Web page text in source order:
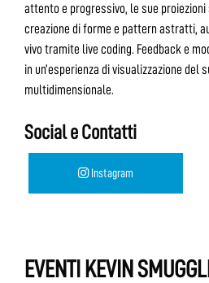
attento e progressivo, le sue
creazione di forme e pattern astratti,
vivo tramite live coding. Feedback e
in un’esperienza di visualizzazione del
multidimensionale.
Social e Contatti
Instagram
EVENTI KEVIN